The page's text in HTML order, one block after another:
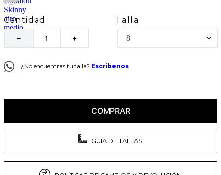
Cantidad
＋
－
Talla
8
¿No encuentras tu talla? Escribenos
COMPRAR
GUÍA DE TALLAS